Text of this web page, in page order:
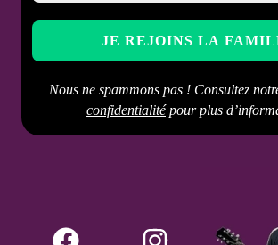
Nous ne spammons pas ! Consultez
confidentialitépour plus